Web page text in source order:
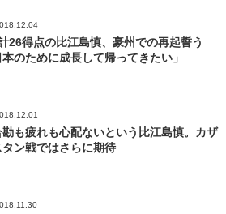
26得点の比江島慎、豪州での再起誓う
本のために成長して帰ってきたい」
勘も疲れも心配ないという比江島慎。カザ
タン戦ではさらに期待